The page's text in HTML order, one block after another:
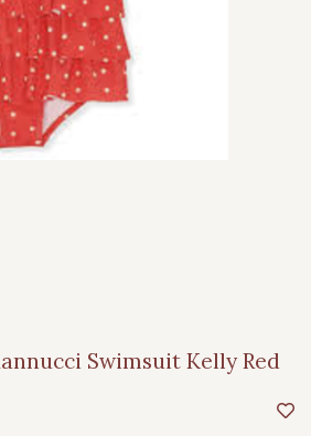
Swimsuit Kelly Red